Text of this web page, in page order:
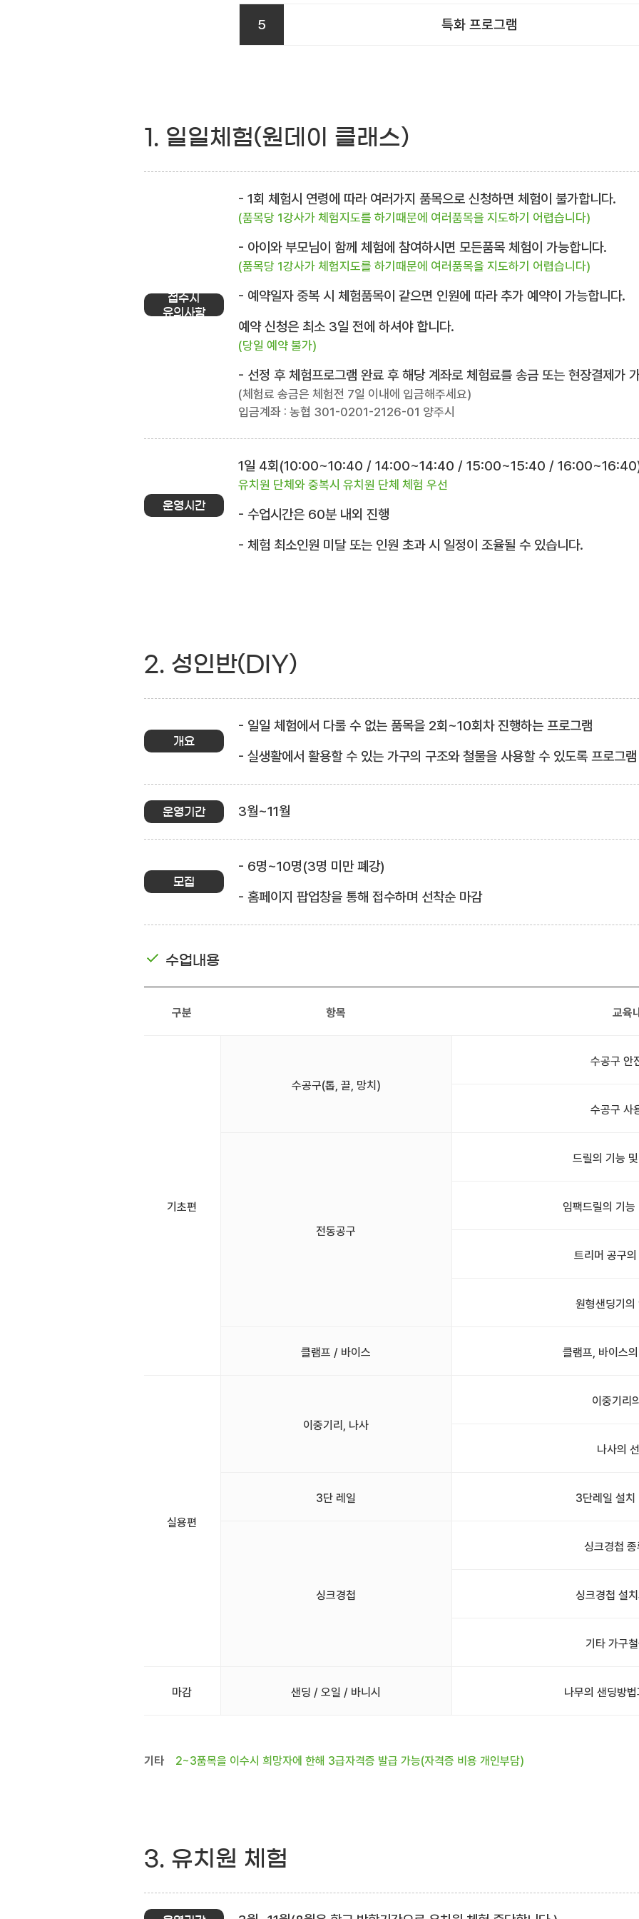
5 특화 프로그램
1. 일일체험(원데이 클래스)
접수시
유의사항
- 1회 체험시 연령에 따라 여러가지 품목으로 신청하면 체험이 불가합니다.
(품목당 1강사가 체험지도를 하기때문에 여러품목을 지도하기 어렵습니다)
- 아이와 부모님이 함께 체험에 참여하시면 모든품목 체험이 가능합니다.
(품목당 1강사가 체험지도를 하기때문에 여러품목을 지도하기 어렵습니다)
- 예약일자 중복 시 체험품목이 같으면 인원에 따라 추가 예약이 가능합니다.
예약 신청은 최소 3일 전에 하셔야 합니다.
(당일 예약 불가)
- 선정 후 체험프로그램 완료 후 해당 계좌로 체험료를 송금 또는 현장결제가
(체험료 송금은 체험전 7일 이내에 입금해주세요)
입금계좌 : 농협 301-0201-2126-01 양주시
운영시간
1일 4회(10:00~10:40 / 14:00~14:40 / 15:00~15:40 /
유치원 단체와 중복시 유치원 단체 체험 우선
- 수업시간은 60분 내외 진행
- 체험 최소인원 미달 또는 인원 초과 시 일정이 조율될 수 있습니다.
2. 성인반(DIY)
개요
- 일일 체험에서 다룰 수 없는 품목을 2회~10회차 진행하는 프로그램
- 실생활에서 활용할 수 있는 가구의 구조와 철물을 사용할 수 있도록 프로그
운영기간 3월~11월
모집
- 6명~10명(3명 미만 폐강)
- 홈페이지 팝업창을 통해 접수하며 선착순 마감
수업내용
구분 항목 교육
기초편
수공구(톱, 끌, 망치)
수공구 안
수공구 사
전동공구
드릴의 기능
임팩드릴의 기
트리머 공구
원형샌딩기의
클램프 / 바이스 클램프, 바이스
실용편
이중기리, 나사
이중기리
나사의
3단 레일 3단레일 설치
싱크경첩
싱크경첩
싱크경첩 설
기타 가구
마감 샌딩 / 오일 / 바니시 나무의 샌딩방
기타 2~3품목을 이수시 희망자에 한해 3급자격증 발급 가능(자격증 비용 개인부담)
3. 유치원 체험